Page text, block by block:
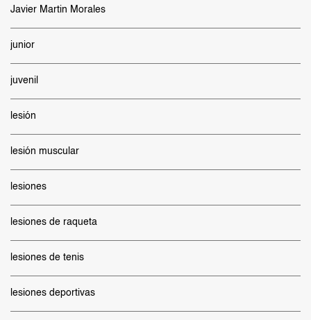
Javier Martin Morales
junior
juvenil
lesión
lesión muscular
lesiones
lesiones de raqueta
lesiones de tenis
lesiones deportivas